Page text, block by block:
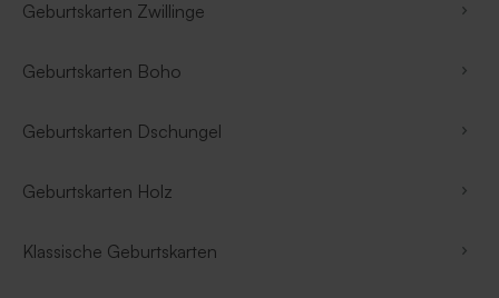
Geburtskarten Zwillinge
Geburtskarten Boho
Geburtskarten Dschungel
Geburtskarten Holz
Klassische Geburtskarten